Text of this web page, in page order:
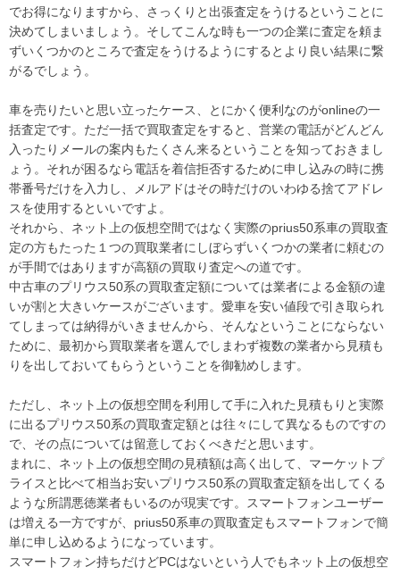
でお得になりますから、さっくりと出張査定をうけるということに
決めてしまいましょう。そしてこんな時も一つの企業に査定を頼ま
ずいくつかのところで査定をうけるようにするとより良い結果に繋
がるでしょう。
車を売りたいと思い立ったケース、とにかく便利なのがonlineの一
括査定です。ただ一括で買取査定をすると、営業の電話がどんどん
入ったりメールの案内もたくさん来るということを知っておきまし
ょう。それが困るなら電話を着信拒否するために申し込みの時に携
帯番号だけを入力し、メルアドはその時だけのいわゆる捨てアドレ
スを使用するといいですよ。
それから、ネット上の仮想空間ではなく実際のprius50系車の買取査
定の方もたった１つの買取業者にしぼらずいくつかの業者に頼むの
が手間ではありますが高額の買取り査定への道です。
中古車のプリウス50系の買取査定額については業者による金額の違
いが割と大きいケースがございます。愛車を安い値段で引き取られ
てしまっては納得がいきませんから、そんなということにならない
ために、最初から買取業者を選んでしまわず複数の業者から見積も
りを出しておいてもらうということを御勧めします。
ただし、ネット上の仮想空間を利用して手に入れた見積もりと実際
に出るプリウス50系の買取査定額とは往々にして異なるものですの
で、その点については留意しておくべきだと思います。
まれに、ネット上の仮想空間の見積額は高く出して、マーケットプ
ライスと比べて相当お安いプリウス50系の買取査定額を出してくる
ような所謂悪徳業者もいるのが現実です。スマートフォンユーザー
は増える一方ですが、prius50系車の買取査定もスマートフォンで簡
単に申し込めるようになっています。
スマートフォン持ちだけどPCはないという人でもネット上の仮想空